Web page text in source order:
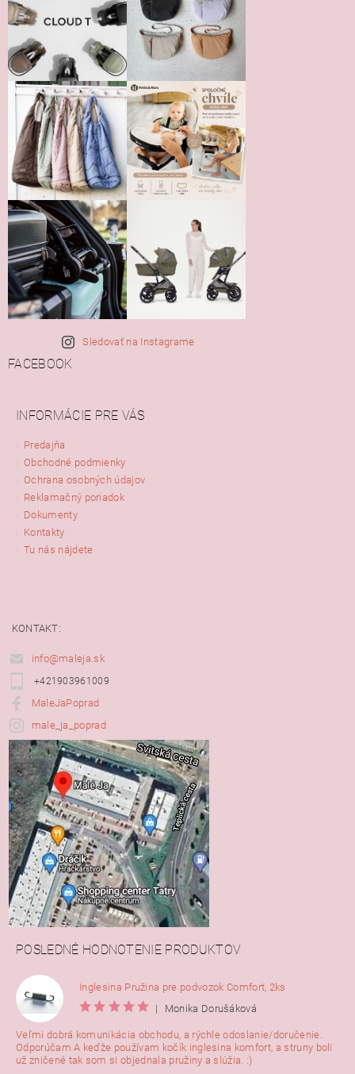
Sledovať na Instagrame
FACEBOOK
INFORMÁCIE PRE VÁS
Predajňa
Obchodné podmienky
Ochrana osobných údajov
Reklamačný poriadok
Dokumenty
Kontakty
Tu nás nájdete
KONTAKT:
info@maleja.sk
+421903961009
MaleJaPoprad
male_ja_poprad
POSLEDNÉ HODNOTENIE PRODUKTOV
Inglesina Pružina pre podvozok Comfort, 2ks
|
Monika Dorušáková
Veľmi dobrá komunikácia obchodu, a rýchle odoslanie/doručenie.
Odporúčam A keďže používam kočík inglesina komfort, a struny boli
už zničené tak som si objednala pružiny a slúžia. :)